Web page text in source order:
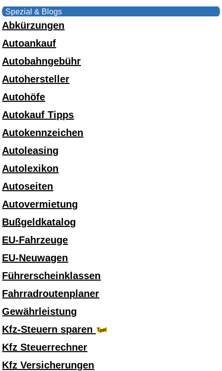
Spezial & Blogs
Abkürzungen
Autoankauf
Autobahngebühr
Autohersteller
Autohöfe
Autokauf Tipps
Autokennzeichen
Autoleasing
Autolexikon
Autoseiten
Autovermietung
Bußgeldkatalog
EU-Fahrzeuge
EU-Neuwagen
Führerscheinklassen
Fahrradroutenplaner
Gewährleistung
Kfz-Steuern sparen
Kfz Steuerrechner
Kfz Versicherungen